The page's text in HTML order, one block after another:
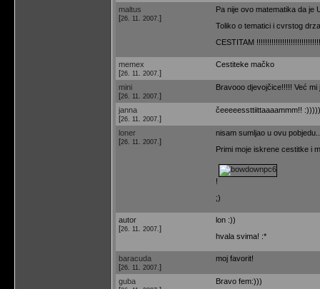
maltus
[26. 11. 2007. ]
Pa nije ovo matematika da je
Toliko o tematici i cvrstog
CESTITAM
memex
[26. 11. 2007. ]
Cestiteke mačko
mini
[26. 11. 2007. ]
Bravooo djevojčice!!!!! Već
janna
[26. 11. 2007. ]
čeeeeessttiittaaaammm!!
loner
[26. 11. 2007. ]
nisam sumljao u ovu
Primi moje iskrene cestitke i
!
;)
autor
[26. 11. 2007. ]
lon :))
hvala svima! :*
baracuda
[26. 11. 2007. ]
moj favorit!
guba
Bravo fem:)))